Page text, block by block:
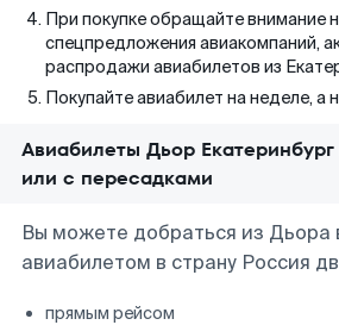
При покупке обращайте внимание
спецпредложения авиакомпаний,
распродажи авиабилетов из
Покупайте авиабилет на неделе, а
Авиабилеты Дьор
или с пересадками
Вы можете добраться из Дьора
авиабилетом в страну Россия
прямым рейсом